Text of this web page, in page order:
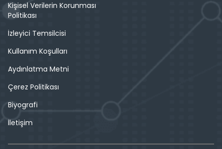
Kişisel Verilerin Korunması
Politikası
İzleyici Temsilcisi
Kullanım Koşulları
Aydınlatma Metni
Çerez Politikası
Biyografi
İletişim